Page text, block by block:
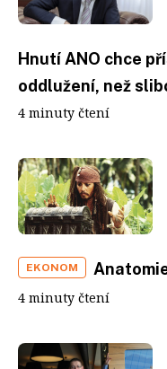
Hnutí ANO chce
oddlužení, než
4 minuty čtení
EKONOM
4 minuty čtení